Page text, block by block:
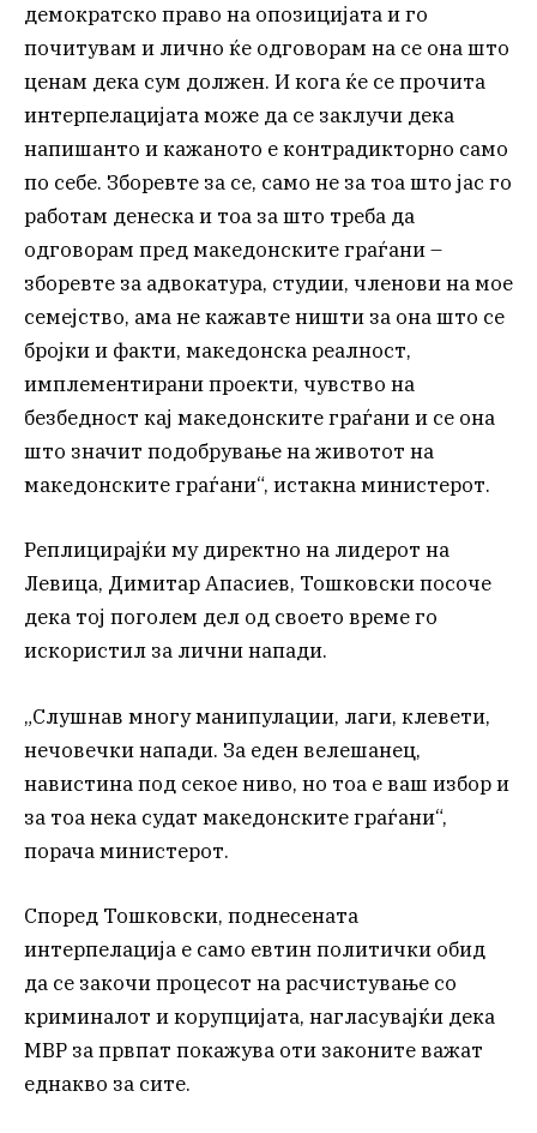
демократско право на опозицијата и го
почитувам и лично ќе одговорам на се она што
ценам дека сум должен. И кога ќе се прочита
интерпелацијата може да се заклучи дека
напишанто и кажаното е контрадикторно само
по себе. Зборевте за се, само не за тоа што јас го
работам денеска и тоа за што треба да
одговорам пред македонските граѓани –
зборевте за адвокатура, студии, членови на мое
семејство, ама не кажавте ништи за она што се
бројки и факти, македонска реалност,
имплементирани проекти, чувство на
безбедност кај македонските граѓани и се она
што значит подобрување на животот на
македонските граѓани“, истакна министерот.
Реплицирајќи му директно на лидерот на
Левица, Димитар Апасиев, Тошковски посоче
дека тој поголем дел од своето време го
искористил за лични напади.
„Слушнав многу манипулации, лаги, клевети,
нечовечки напади. За еден велешанец,
навистина под секое ниво, но тоа е ваш избор и
за тоа нека судат македонските граѓани“,
порача министерот.
Според Тошковски, поднесената
интерпелација е само евтин политички обид
да се закочи процесот на расчистување со
криминалот и корупцијата, нагласувајќи дека
МВР за првпат покажува оти законите важат
еднакво за сите.